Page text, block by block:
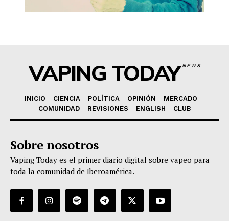
VAPING TODAYNEWS
INICIO CIENCIA POLÍTICA OPINIÓN
MERCADO
COMUNIDAD
REVISIONES ENGLISH CLUB
Sobre nosotros
Vaping Today es el primer diario digital sobre vapeo para
toda la comunidad de Iberoamérica.